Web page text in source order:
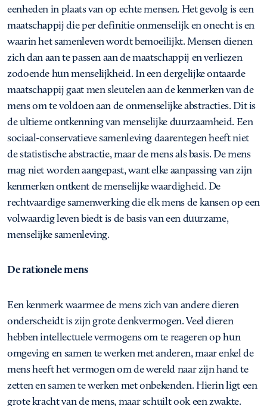
eenheden in plaats van op echte mensen. Het gevolg is een
maatschappij die per definitie onmenselijk en onecht is en
waarin het samenleven wordt bemoeilijkt. Mensen dienen
zich dan aan te passen aan de maatschappij en verliezen
zodoende hun menselijkheid. In een dergelijke ontaarde
maatschappij gaat men sleutelen aan de kenmerken van de
mens om te voldoen aan de onmenselijke abstracties. Dit is
de ultieme ontkenning van menselijke duurzaamheid. Een
sociaal-conservatieve samenleving daarentegen heeft niet
de statistische abstractie, maar de mens als basis. De mens
mag niet worden aangepast, want elke aanpassing van zijn
kenmerken ontkent de menselijke waardigheid. De
rechtvaardige samenwerking die elk mens de kansen op een
volwaardig leven biedt is de basis van een duurzame,
menselijke samenleving.
De rationele mens
Een kenmerk waarmee de mens zich van andere dieren
onderscheidt is zijn grote denkvermogen. Veel dieren
hebben intellectuele vermogens om te reageren op hun
omgeving en samen te werken met anderen, maar enkel de
mens heeft het vermogen om de wereld naar zijn hand te
zetten en samen te werken met onbekenden. Hierin ligt een
grote kracht van de mens, maar schuilt ook een zwakte.